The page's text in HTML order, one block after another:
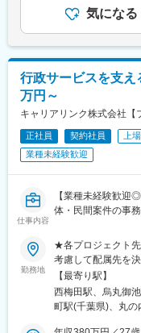
気になる
行政サービスを支え
万円～
キャリアリンク株式会社【
正社員 契約社員 上
業種未経験歓迎
仕事内容
【業種未経験歓迎
体・民間案件の事
勤務地
★各プロジェクト
考慮して配属先を
用中です！＜勤務
神奈川(全域）、埼
葉県（千葉市・船
【最寄り駅】
西梅田駅、烏丸御
町駅(千葉県)、丸